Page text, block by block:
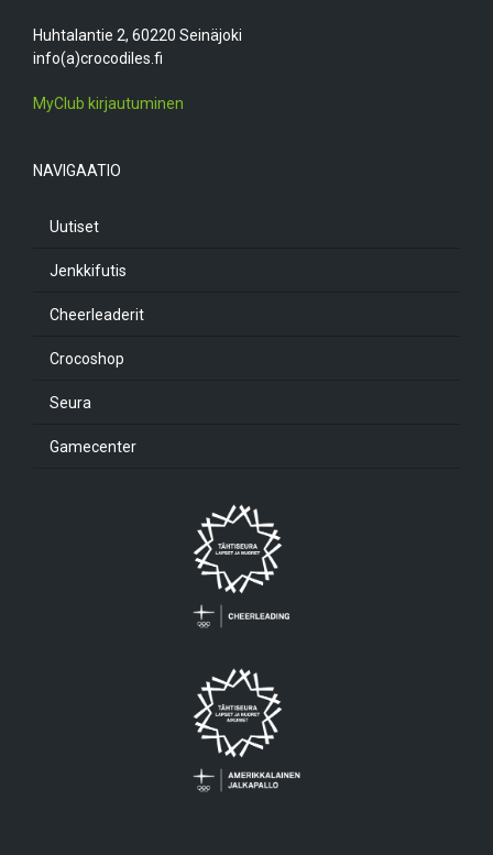
Huhtalantie 2, 60220 Seinäjoki
info(a)crocodiles.fi
MyClub kirjautuminen
NAVIGAATIO
Uutiset
Jenkkifutis
Cheerleaderit
Crocoshop
Seura
Gamecenter